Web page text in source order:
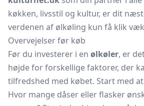
køkken, livsstil og kultur, er dit
verdenen af ølkøling kun få klik
Overvejelser før køb
Før du investerer i en ølkøler, er
højde for forskellige faktorer, der
tilfredshed med købet. Start med
Hvor mange dåser eller flasker